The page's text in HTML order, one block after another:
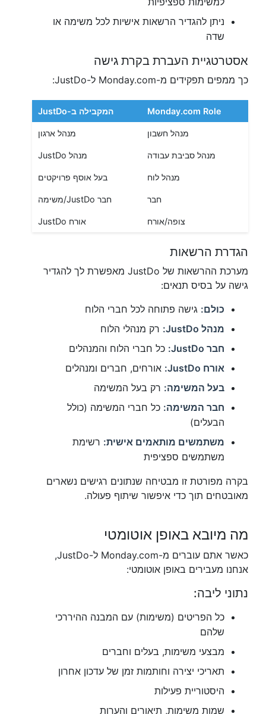
ניתן להגדיר הרשאות אישיות לכל משימה או
שדה
אסטרטגיית העברת בקרת גישה
כך ממפים תפקידים מ-Monday.com ל-JustDo:
Monday.com Role המקבילה ב-JustDo
מנהל חשבון מנהל ארגון
מנהל סביבת עבודה מנהל JustDo
מנהל לוח בעל אוסף פרויקטים
חבר חבר JustDo/משימה
צופה/אורח אורח JustDo
הגדרת הרשאות
מערכת ההרשאות של JustDo מאפשרת לך להגדיר
גישה על בסיס תנאים:
כולם: גישה פתוחה לכל חברי הלוח
מנהל JustDo:
רק מנהלי הלוח
חבר JustDo:
כל חברי הלוח והמנהלים
אורח JustDo:
אורחים, חברים ומנהלים
בעל המשימה: רק בעל המשימה
חבר המשימה: כל חברי המשימה (כולל
הבעלים)
משתמשים מותאמים אישית: רשימת
משתמשים ספציפית
בקרה מפורטת זו מבטיחה שנתונים רגישים נשארים
מאובטחים תוך כדי איפשור שיתוף פעולה.
מה מיובא באופן אוטומטי
כאשר אתם עוברים מ-Monday.com ל-JustDo,
אנחנו מעבירים באופן אוטומטי:
נתוני ליבה:
כל הפריטים (משימות) עם המבנה ההיררכי
שלהם
מבצעי משימות, בעלים וחברים
תאריכי יצירה וחותמות זמן של עדכון אחרון
היסטוריית פעילות
שמות משימות, תיאורים והערות